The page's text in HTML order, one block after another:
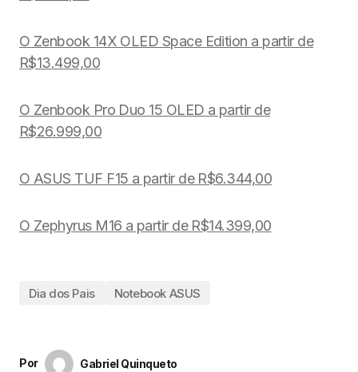
O Zenbook 14X OLED Space Edition a partir de
R$13.499,00
O Zenbook Pro Duo 15 OLED a partir de
R$26.999,00
O ASUS TUF F15 a partir de R$6.344,00
O Zephyrus M16 a partir de R$14.399,00
Dia dos Pais Notebook ASUS
Por
Gabriel Quinqueto